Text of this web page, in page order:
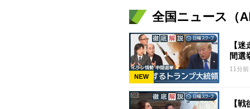
全国ニュース（
NEW
【
間選
11分前
【